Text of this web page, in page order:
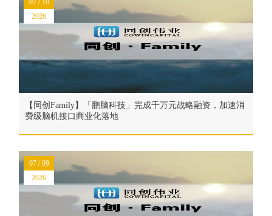
【同创Family】「鹏脑科技」完成千万元战略融资，加速消
费级脑机接口商业化落地
2026
07 / 09
2026